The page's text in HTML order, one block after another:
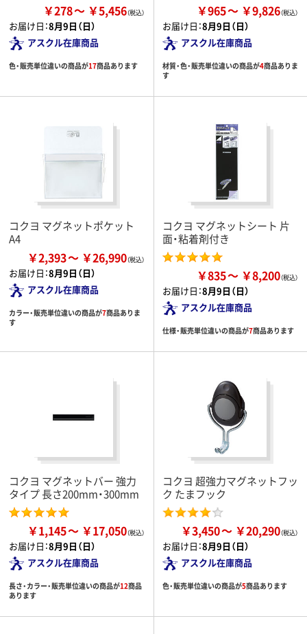
￥278 ￥5,456
お届け日：8月9日（日）
アスクル在庫商品
色・販売単位違いの商品が17商品あります
￥965 ￥9,826
お届け日：8月9日（日）
アスクル在庫商品
材質・色・販売単位違いの商品が4商品ありま
す
コクヨ マグネットポケット
A4
￥2,393 ￥26,990
お届け日：8月9日（日）
アスクル在庫商品
カラー・販売単位違いの商品が7商品ありま
す
コクヨ マグネットシート 片
面・粘着剤付き
￥835 ￥8,200
お届け日：8月9日（日）
アスクル在庫商品
仕様・販売単位違いの商品が7商品あります
コクヨ マグネットバー 強力
タイプ 長さ200mm・300mm
￥1,145 ￥17,050
お届け日：8月9日（日）
アスクル在庫商品
長さ・カラー・販売単位違いの商品が12商品
あります
コクヨ 超強力マグネットフッ
ク たまフック
￥3,450 ￥20,290
お届け日：8月9日（日）
アスクル在庫商品
色・販売単位違いの商品が5商品あります